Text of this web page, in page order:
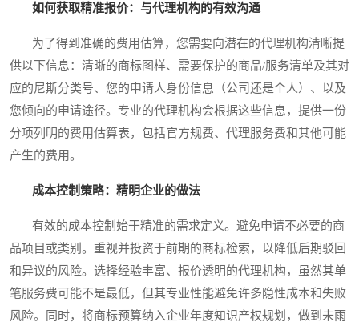
如何获取精准报价：与代理机构的有效沟通
为了得到准确的费用估算，您需要向潜在的代理机构清晰提
供以下信息：清晰的商标图样、需要保护的商品/服务清单及其对
应的尼斯分类号、您的申请人身份信息（公司还是个人）、以及
您倾向的申请途径。专业的代理机构会根据这些信息，提供一份
分项列明的费用估算表，包括官方规费、代理服务费和其他可能
产生的费用。
成本控制策略：精明企业的做法
有效的成本控制始于精准的需求定义。避免申请不必要的商
品项目或类别。重视并投资于前期的商标检索，以降低后期驳回
和异议的风险。选择经验丰富、报价透明的代理机构，虽然其单
笔服务费可能不是最低，但其专业性能避免许多隐性成本和失败
风险。同时，将商标预算纳入企业年度知识产权规划，做到未雨